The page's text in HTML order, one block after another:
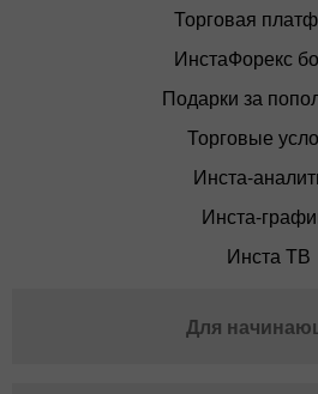
Торговая
ИнстаФорекс
Подарки за
Торговые
Инста-
Инста-
Инста ТВ
Для